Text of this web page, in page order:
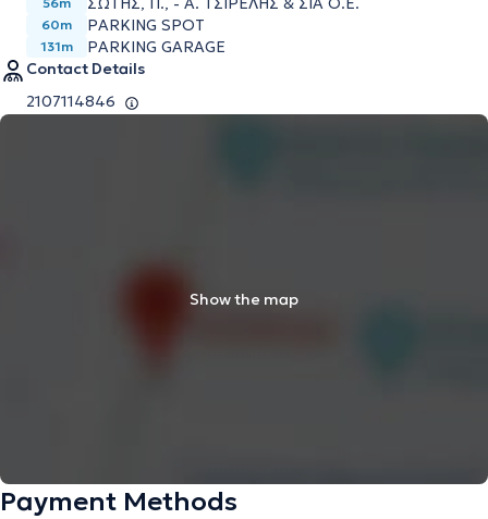
60m PARKING SPOT
131m
PARKING GARAGE
Contact Details
2107114846
Show the map
Payment Methods